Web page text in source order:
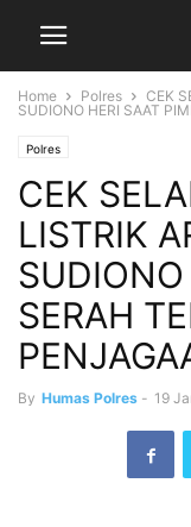
Home Polres
CEK
SUDIONO HERI SAAT
Polres
CEK
LISTRIK
SERAH
By Humas Polres - 19